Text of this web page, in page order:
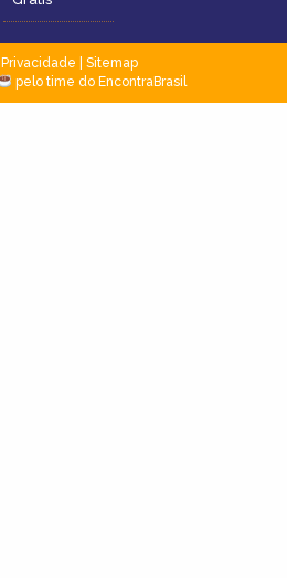
Privacidade
Sitemap
pelo time do EncontraBrasil